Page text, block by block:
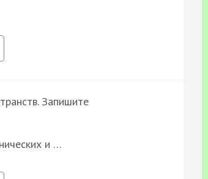
Запишите
и …